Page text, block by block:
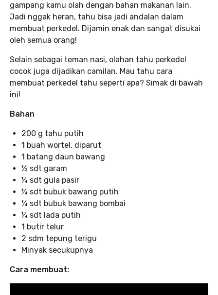
gampang kamu olah dengan bahan makanan lain.
Jadi nggak heran, tahu bisa jadi andalan dalam
membuat perkedel. Dijamin enak dan sangat disukai
oleh semua orang!
Selain sebagai teman nasi, olahan tahu perkedel
cocok juga dijadikan camilan. Mau tahu cara
membuat perkedel tahu seperti apa? Simak di bawah
ini!
Bahan
200 g tahu putih
1 buah wortel, diparut
1 batang daun bawang
½ sdt garam
¼ sdt gula pasir
¼ sdt bubuk bawang putih
¼ sdt bubuk bawang bombai
¼ sdt lada putih
1 butir telur
2 sdm tepung terigu
Minyak secukupnya
Cara membuat: